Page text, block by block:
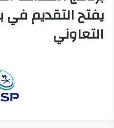
يفتح التقديم في
التعاوني